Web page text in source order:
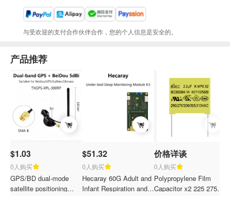
与受欢迎的支付合作伙伴合作，您的个人信息是安全的。
产品推荐
$1.03
0人购买
GPS/BD dual-mode
satellite positioning
$51.32
0人购买
Hecaray 60G Adult and
Infant Respiration and
价格详谈
0人购买
Polypropylene Film
Capacitor x2 225 275V